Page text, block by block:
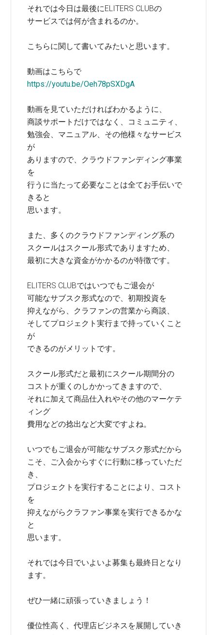
それでは今日は最後にELITERS CLUBの
サービスでは何が含まれるのか。
こちらに関して書いてみたいと思います。
動画はこちらで
https://youtu.be/Oeh78pSXDgA
動画を見ていただければわかるように、
商談サポートだけではなく、コミュニティ、
勉強会、マニュアル、その他様々なサービス
が
ありますので、クラウドファンディング事業
を
行うに当たって必要なことは全てお手伝いで
きると
思います。
また、多くのクラウドファンディング系の
スクールはスクール形式でありますため、
最初に大きな資金がかかるのが特徴です。
ELITERS CLUBではいつでもご退会が
可能なサブスク形式なので、初期投資を
抑えながら、クラファンの営業から商談、
そしてプロジェクト実行まで持っていくこと
が
できるのがメリットです。
スクール形式だと最初にスクール期間分の
コストが重くのしかかってきますので、
それに加えて商品仕入れやその他のマーケテ
ィング
費用などの捻出など大変ですよね。
いつでもご退会が可能なサブスク形式だから
こそ、ご入会からすぐに行動に移っていただ
き、
プロジェクトを実行することにより、コスト
を
抑えながらクラファン事業を実行できるかな
と
思います。
それでは今日でいよいよ募集も最終日となり
ます。
ぜひ一緒に頑張っていきましょう！
優位性高く、代理店ビジネスを展開していき